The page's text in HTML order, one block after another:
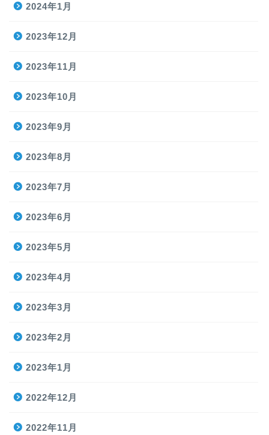
2024年1月
2023年12月
2023年11月
2023年10月
2023年9月
2023年8月
2023年7月
2023年6月
2023年5月
2023年4月
2023年3月
2023年2月
2023年1月
2022年12月
2022年11月